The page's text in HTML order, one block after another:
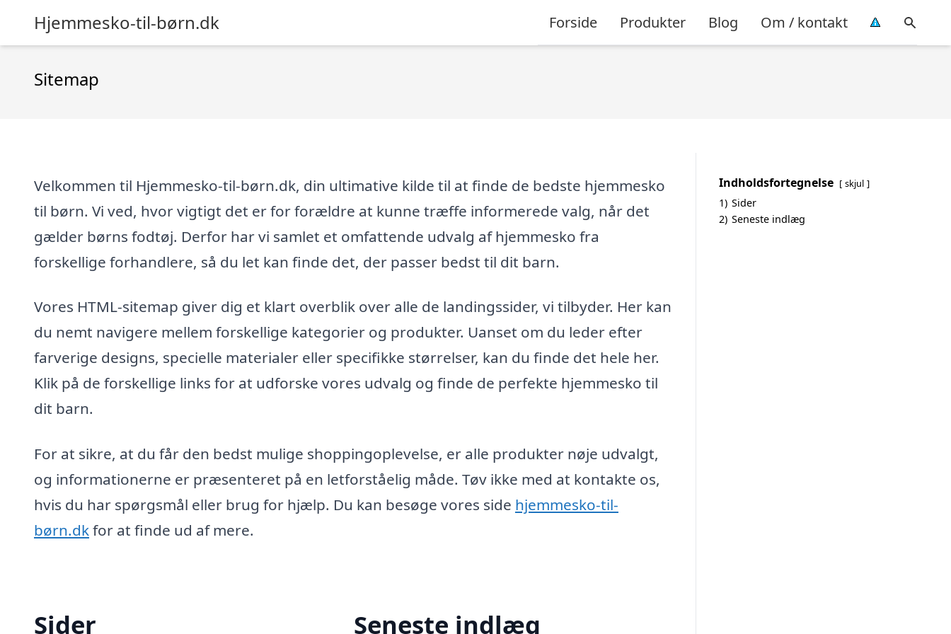
Hjemmesko-til-børn.dk Forside Produkter Blog Om / kontakt
Sitemap
Velkommen til Hjemmesko-til-børn.dk, din ultimative kilde til at finde de bedste hjemmesko
til børn. Vi ved, hvor vigtigt det er for forældre at kunne træffe informerede valg, når det
gælder børns fodtøj. Derfor har vi samlet et omfattende udvalg af hjemmesko fra
forskellige forhandlere, så du let kan finde det, der passer bedst til dit barn.
Vores HTML-sitemap giver dig et klart overblik over alle de landingssider, vi tilbyder. Her kan
du nemt navigere mellem forskellige kategorier og produkter. Uanset om du leder efter
farverige designs, specielle materialer eller specifikke størrelser, kan du finde det hele her.
Klik på de forskellige links for at udforske vores udvalg og finde de perfekte hjemmesko til
dit barn.
For at sikre, at du får den bedst mulige shoppingoplevelse, er alle produkter nøje udvalgt,
og informationerne er præsenteret på en letforståelig måde. Tøv ikke med at kontakte os,
hvis du har spørgsmål eller brug for hjælp. Du kan besøge vores side hjemmesko-til-
børn.dkfor at finde ud af mere.
Sider Seneste indlæg
Indholdsfortegnelse skjul
1) Sider
2) Seneste indlæg